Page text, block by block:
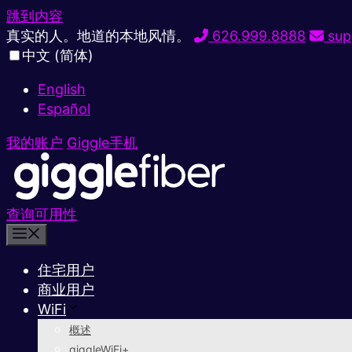
跳到内容
真实的人。地道的本地风情。
626.999.8888
中文 (简体)
English
Español
我的账户 Giggle手机
查询可用性
住宅用户
商业用户
WiFi
概述
giggleWiFi+